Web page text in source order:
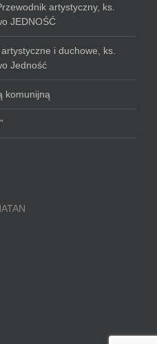
artystyczny, ks.
JEDNOŚĆ
i duchowe, ks.
Jedność
komunijną